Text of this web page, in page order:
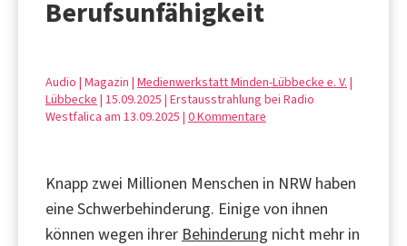
Berufsunfähigkeit
Audio | Magazin | Medienwerkstatt Minden-Lübbecke e. V. |
Lübbecke | 15.09.2025 | Erstausstrahlung bei Radio
Westfalica am 13.09.2025 | 0 Kommentare
Knapp zwei Millionen Menschen in NRW haben
eine Schwerbehinderung. Einige von ihnen
können wegen ihrer Behinderung nicht mehr in